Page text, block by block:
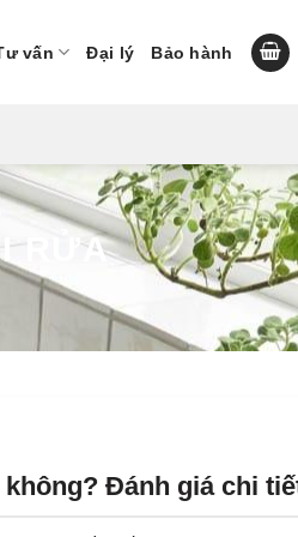
vấn Đại lý Bảo hành
RỬA
Đánh giá chi